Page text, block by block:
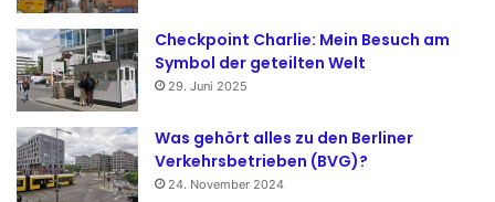
Checkpoint Charlie: Mein Besuch am
Symbol der geteilten Welt
29. Juni 2025
Was gehört alles zu den Berliner
Verkehrsbetrieben (BVG)?
24. November 2024